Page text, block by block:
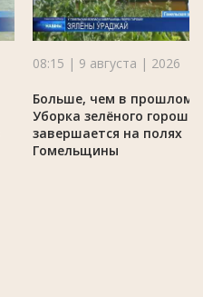
08:15 | 9 августа | 2026
Больше, чем в прошлом
Уборка зелёного горошка
завершается на полях
Гомельщины